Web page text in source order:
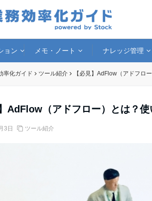
ョン メモ・ノート ナレッジ管理
率化ガイド ツール紹介 【必見】AdFlow（アドフロ
】AdFlow（アドフロー）とは？
3日 ツール紹介